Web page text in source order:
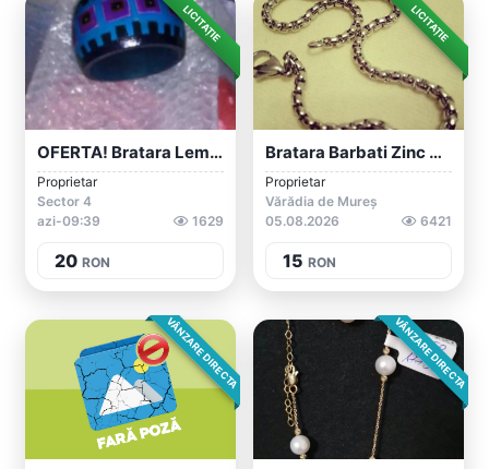
LICITAȚIE
OFERTA! Bratara Lemn Pictata Manual
Proprietar
Sector 4
azi-09:39
1629
20 RON
LICITAȚIE
Bratara Barbati Zinc Alloy 22 Cm Lungime...
Proprietar
Vărădia de Mureș
05.08.2026
6421
15 RON
VÂNZARE DIRECTA VÂNZARE DIRECTA